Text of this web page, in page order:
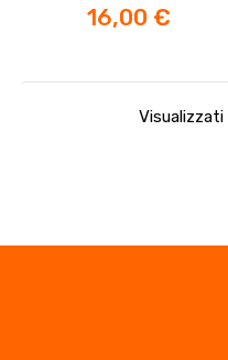
Prezzo
16,00 €
Visualizzati